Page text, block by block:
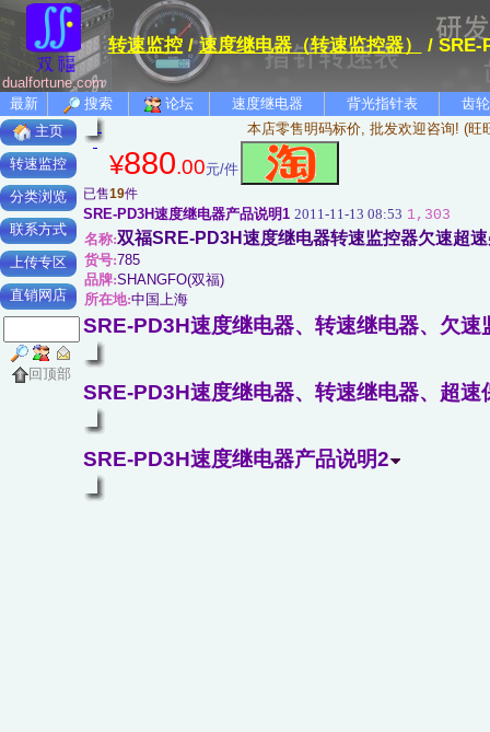
dualfortune.com
转速监控/速度继电器（转速监控器） / SRE-
最新 搜索 论坛 速度继电器 背光指针表
齿
主页
转速监控
分类浏览
联系方式
上传专区
直销网店
回顶部
本店零售明码标价, 批发欢迎咨询! (旺
¥880.00元/件
已售19件
SRE-PD3H速度继电器产品说明1 2011-11-13 08:53 1,303
名称:双福SRE-PD3H速度继电器转速监控器欠速超
货号:785
品牌:SHANGFO(双福)
所在地:中国上海
SRE-PD3H速度继电器、转速继电器、欠速
SRE-PD3H速度继电器、转速继电器、超速
SRE-PD3H速度继电器产品说明2